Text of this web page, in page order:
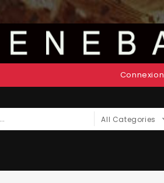
Connexion
All Categories